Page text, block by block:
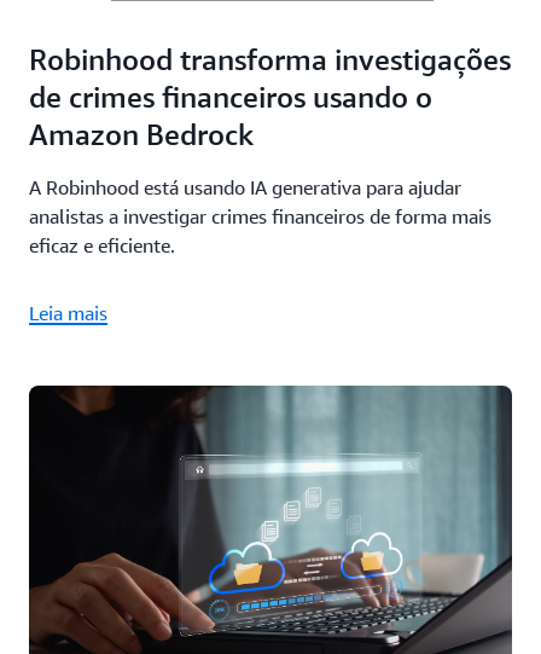
Robinhood transforma investigações
de crimes financeiros usando o
Amazon Bedrock
A Robinhood está usando IA generativa para ajudar
analistas a investigar crimes financeiros de forma mais
eficaz e eficiente.
Leia mais